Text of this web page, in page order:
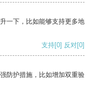
一下，比如能够支持更多地
支持[0] 反对[0]
防护措施，比如增加双重验